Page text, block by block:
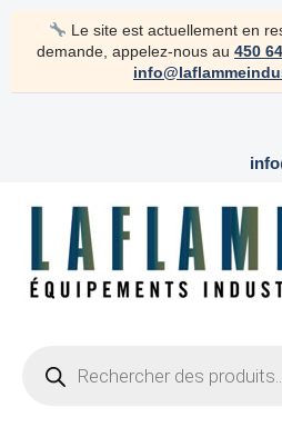
Le site est actuellement en
demande, appelez-nous au 450
search